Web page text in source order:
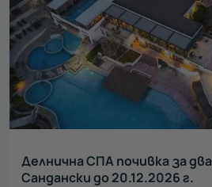
Делнична СПА почивка за
Сандански до 20.12.2026 г.